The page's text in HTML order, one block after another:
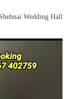
Shehnai Wedding Hall